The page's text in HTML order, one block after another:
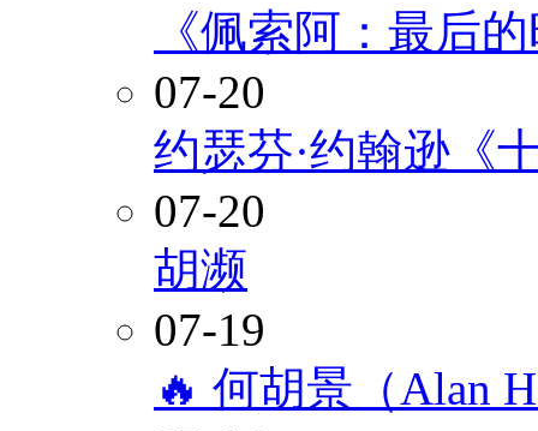
《佩索阿：最后
07-20
约瑟芬·约翰逊《
07-20
胡濒
07-19
🔥 何胡景（Alan